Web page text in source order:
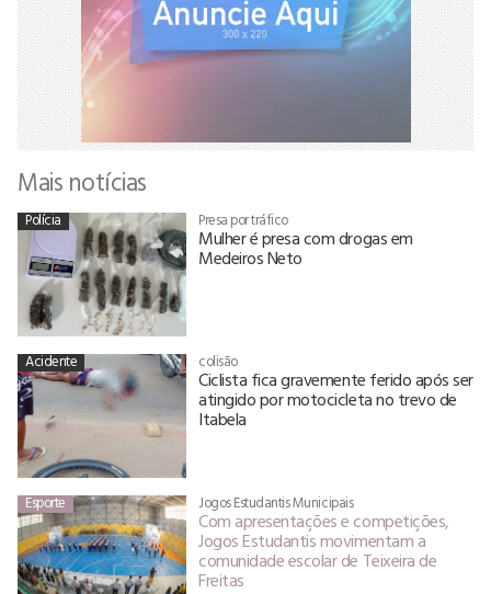
Mais notícias
Polícia Presa por tráfico
Mulher é presa com drogas em
Medeiros Neto
Acidente colisão
Ciclista fica gravemente ferido após ser
atingido por motocicleta no trevo de
Itabela
Esporte Jogos Estudantis Municipais
Com apresentações e competições,
Jogos Estudantis movimentam a
comunidade escolar de Teixeira de
Freitas